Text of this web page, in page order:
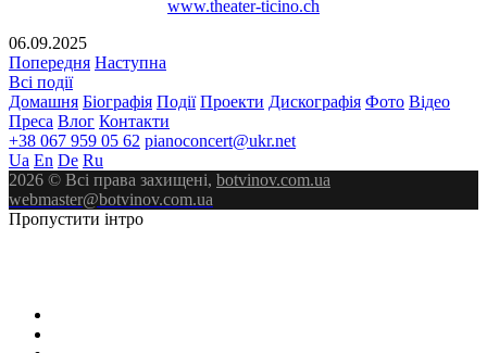
www.theater-ticino.ch
06.09.2025
Попередня Наступна
Всі події
Домашня Біографія Події Проекти Дискографія Фото Відео
Преса Влог Контакти
+38 067 959 05 62 pianoconcert@ukr.net
Ua En De Ru
2026 © Всі права захищені, botvinov.com.ua
webmaster@botvinov.com.ua
Пропустити інтро